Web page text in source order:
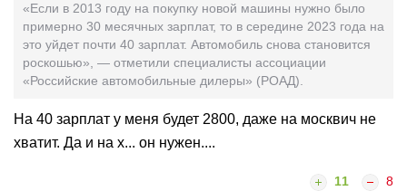
«Если в 2013 году на покупку новой машины нужно было
примерно 30 месячных зарплат, то в середине 2023 года на
это уйдет почти 40 зарплат. Автомобиль снова становится
роскошью», — отметили специалисты ассоциации
«Российские автомобильные дилеры» (РОАД).
На 40 зарплат у меня будет 2800, даже на москвич не
хватит. Да и на х... он нужен....
11 8